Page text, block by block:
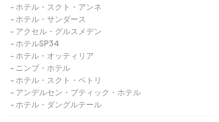
ホテル・スクト・アンネ
ホテル・サンダース
アクセル・グルスメデン
ホテルSP34
ホテル・オッティリア
ニンブ・ホテル
ホテル・スクト・ペトリ
アンデルセン・ブティック・ホテル
ホテル・ダングルテール